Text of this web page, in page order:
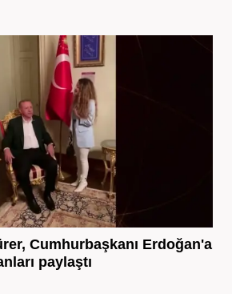
Cumhurbaşkanı Erdoğan'a
paylaştı